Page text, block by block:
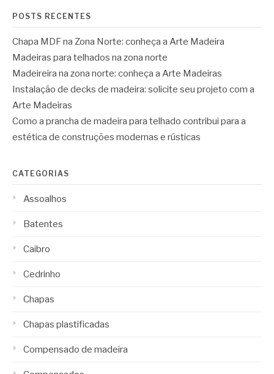
POSTS RECENTES
Chapa MDF na Zona Norte: conheça a Arte Madeira
Madeiras para telhados na zona norte
Madeireira na zona norte: conheça a Arte Madeiras
Instalação de decks de madeira: solicite seu projeto com a
Arte Madeiras
Como a prancha de madeira para telhado contribui para a
estética de construções modernas e rústicas
CATEGORIAS
Assoalhos
Batentes
Caibro
Cedrinho
Chapas
Chapas plastificadas
Compensado de madeira